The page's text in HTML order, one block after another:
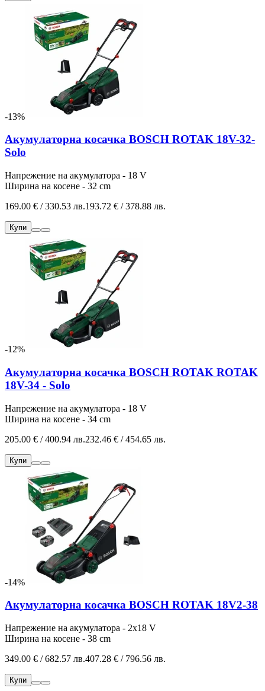
-13%
Акумулаторна косачка BOSCH ROTAK 18V-32-
Solo
Напрежение на акумулатора - 18 V
Ширина на косене - 32 cm
169.00 € / 330.53 лв.193.72 € / 378.88 лв.
Купи
-12%
Акумулаторна косачка BOSCH ROTAK ROTAK
18V-34 - Solo
Напрежение на акумулатора - 18 V
Ширина на косене - 34 cm
205.00 € / 400.94 лв.232.46 € / 454.65 лв.
Купи
-14%
Акумулаторна косачка BOSCH ROTAK 18V2-38
Напрежение на акумулатора - 2х18 V
Ширина на косене - 38 cm
349.00 € / 682.57 лв.407.28 € / 796.56 лв.
Купи